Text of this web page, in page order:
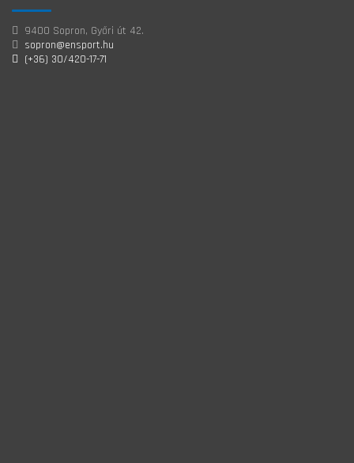
9400 Sopron, Győri út 42.
sopron@ensport.hu
(+36) 30/420-17-71